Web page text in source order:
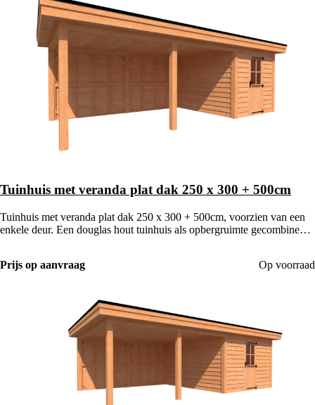
Tuinhuis met veranda plat dak 250 x 300 + 500cm
Tuinhuis met veranda plat dak 250 x 300 + 500cm, voorzien van een
enkele deur. Een douglas hout tuinhuis als opbergruimte gecombineerd
Prijs op aanvraag
Op voorraad